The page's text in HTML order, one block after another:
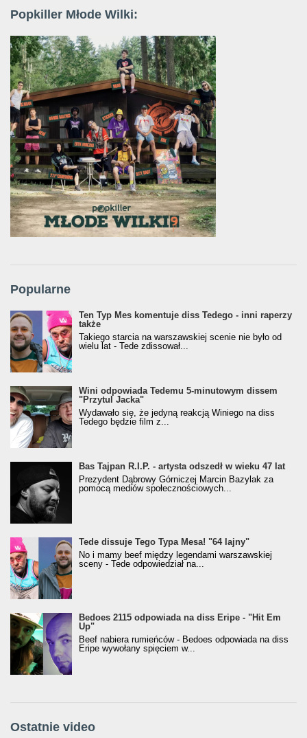
Popkiller Młode Wilki:
Popularne
Ten Typ Mes komentuje diss Tedego - inni raperzy
także
Takiego starcia na warszawskiej scenie nie było od
wielu lat - Tede zdissował...
Wini odpowiada Tedemu 5-minutowym dissem
"Przytul Jacka"
Wydawało się, że jedyną reakcją Winiego na diss
Tedego będzie film z...
Bas Tajpan R.I.P. - artysta odszedł w wieku 47 lat
Prezydent Dąbrowy Górniczej Marcin Bazylak za
pomocą mediów społecznościowych...
Tede dissuje Tego Typa Mesa! "64 lajny"
No i mamy beef między legendami warszawskiej
sceny - Tede odpowiedział na...
Bedoes 2115 odpowiada na diss Eripe - "Hit Em
Up"
Beef nabiera rumieńców - Bedoes odpowiada na diss
Eripe wywołany spięciem w...
Ostatnie video